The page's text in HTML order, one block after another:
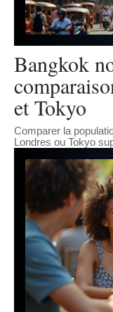
Bangkok
et Tokyo
Comparer la
Londres ou Tokyo